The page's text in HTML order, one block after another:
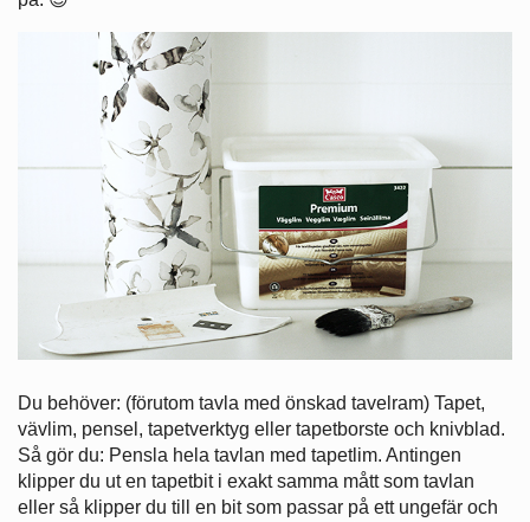
Du behöver: (förutom tavla med önskad tavelram) Tapet,
vävlim, pensel, tapetverktyg eller tapetborste och knivblad.
Så gör du: Pensla hela tavlan med tapetlim. Antingen
klipper du ut en tapetbit i exakt samma mått som tavlan
eller så klipper du till en bit som passar på ett ungefär och